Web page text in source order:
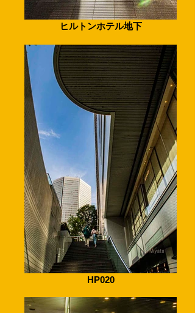
ヒルトンホテル地下
HP020